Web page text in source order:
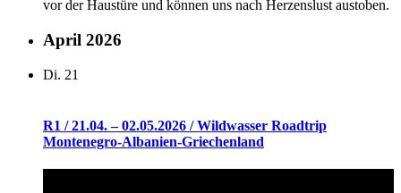
vor der Haustüre und können uns nach Herzenslust austoben.
April 2026
Di. 21
R1 / 21.04. – 02.05.2026 / Wildwasser Roadtrip
Montenegro-Albanien-Griechenland